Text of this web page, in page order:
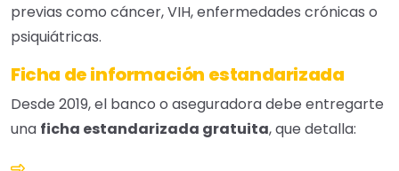
previas como cáncer, VIH, enfermedades crónicas o
psiquiátricas.
Ficha de información estandarizada
Desde 2019, el banco o aseguradora debe entregarte
una ficha estandarizada gratuita, que detalla: